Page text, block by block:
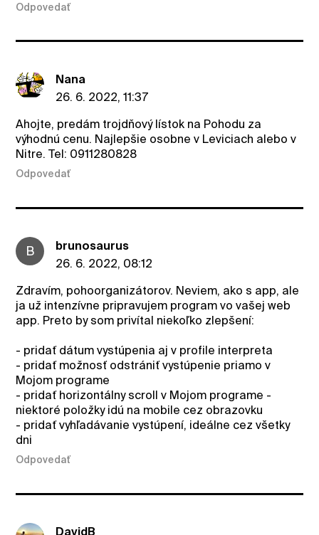
Odpovedať
Nana
26. 6. 2022, 11:37
Ahojte, predám trojdňový lístok na Pohodu za
výhodnú cenu. Najlepšie osobne v Leviciach alebo v
Nitre. Tel: 0911280828
Odpovedať
B
brunosaurus
26. 6. 2022, 08:12
Zdravím, pohoorganizátorov. Neviem, ako s app, ale
ja už intenzívne pripravujem program vo vašej web
app. Preto by som privítal niekoľko zlepšení:
- pridať dátum vystúpenia aj v profile interpreta
- pridať možnosť odstrániť vystúpenie priamo v
Mojom programe
- pridať horizontálny scroll v Mojom programe -
niektoré položky idú na mobile cez obrazovku
- pridať vyhľadávanie vystúpení, ideálne cez všetky
dni
Odpovedať
DavidB